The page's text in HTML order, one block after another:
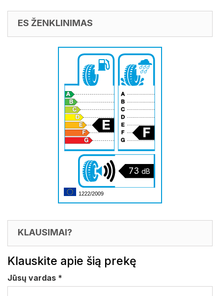
ES ŽENKLINIMAS
73 dB
1222/2009
KLAUSIMAI?
Klauskite apie šią prekę
Jūsų vardas *